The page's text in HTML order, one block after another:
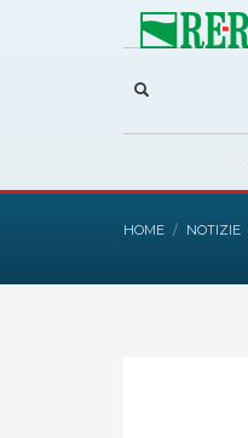
HOME NOTIZIE